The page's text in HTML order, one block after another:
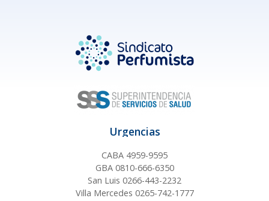
Urgencias
CABA 4959-9595
GBA 0810-666-6350
San Luis 0266-443-2232
Villa Mercedes 0265-742-1777